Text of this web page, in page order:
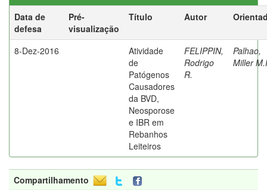
Data de
defesa
Pré-
visualização
Título Autor
8-Dez-2016
Atividade
de
Patógenos
Causadores
da BVD,
Neosporose
e IBR em
Rebanhos
Leiteiros
FELIPPIN,
Rodrigo
R.
Palhao,
Miller
Compartilhamento